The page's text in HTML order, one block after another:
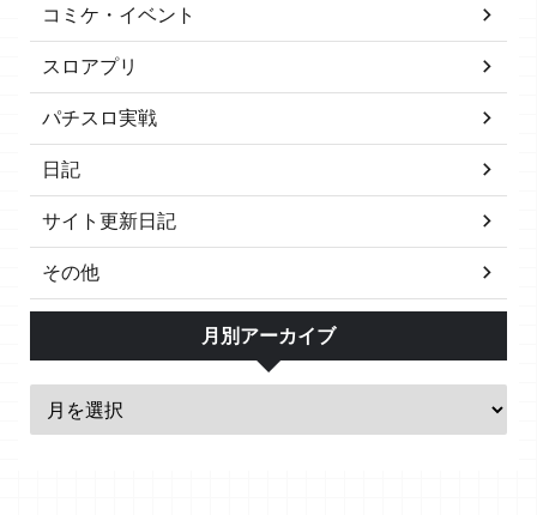
コミケ・イベント
スロアプリ
パチスロ実戦
日記
サイト更新日記
その他
月別アーカイブ